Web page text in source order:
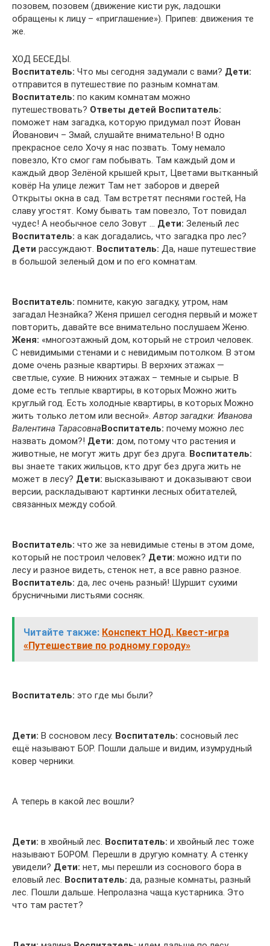
позовем, позовем (движение кисти рук, ладошки
обращены к лицу – «приглашение»). Припев: движения те
же.
ХОД БЕСЕДЫ.
Воспитатель: Что мы сегодня задумали с вами? Дети:
отправится в путешествие по разным комнатам.
Воспитатель: по каким комнатам можно
путешествовать? Ответы детей Воспитатель:
поможет нам загадка, которую придумал поэт Йован
Йованович – Змай, слушайте внимательно! В одно
прекрасное село Хочу я нас позвать. Тому немало
повезло, Кто смог гам побывать. Там каждый дом и
каждый двор Зелёной крышей крыт, Цветами вытканный
ковёр На улице лежит Там нет заборов и дверей
Открыты окна в сад. Там встретят песнями гостей, На
славу угостят. Кому бывать там повезло, Тот повидал
чудес! А необычное село Зовут … Дети: Зеленый лес
Воспитатель: а как догадались, что загадка про лес?
Дети рассуждают. Воспитатель: Да, наше путешествие
в большой зеленый дом и по его комнатам.
Воспитатель: помните, какую загадку, утром, нам
загадал Незнайка? Женя пришел сегодня первый и может
повторить, давайте все внимательно послушаем Женю.
Женя: «многоэтажный дом, который не строил человек.
С невидимыми стенами и с невидимым потолком. В этом
доме очень разные квартиры. В верхних этажах —
светлые, сухие. В нижних этажах – темные и сырые. В
доме есть теплые квартиры, в которых Можно жить
круглый год. Есть холодные квартиры, в которых Можно
жить только летом или весной».Автор загадки: Иванова
Валентина ТарасовнаВоспитатель: почему можно лес
назвать домом?! Дети: дом, потому что растения и
животные, не могут жить друг без друга. Воспитатель:
вы знаете таких жильцов, кто друг без друга жить не
может в лесу? Дети: высказывают и доказывают свои
версии, раскладывают картинки лесных обитателей,
связанных между собой.
Воспитатель: что же за невидимые стены в этом доме,
который не построил человек? Дети: можно идти по
лесу и разное видеть, стенок нет, а все равно разное.
Воспитатель: да, лес очень разный! Шуршит сухими
брусничными листьями сосняк.
Читайте также: Конспект НОД. Квест-игра
«Путешествие по родному городу»
Воспитатель: это где мы были?
Дети: В сосновом лесу. Воспитатель: сосновый лес
ещё называют БОР. Пошли дальше и видим, изумрудный
ковер черники.
А теперь в какой лес вошли?
Дети: в хвойный лес. Воспитатель: и хвойный лес тоже
называют БОРОМ. Перешли в другую комнату. А стенку
увидели? Дети: нет, мы перешли из соснового бора в
еловый лес. Воспитатель: да, разные комнаты, разный
лес. Пошли дальше. Непролазна чаща кустарника. Это
что там растет?